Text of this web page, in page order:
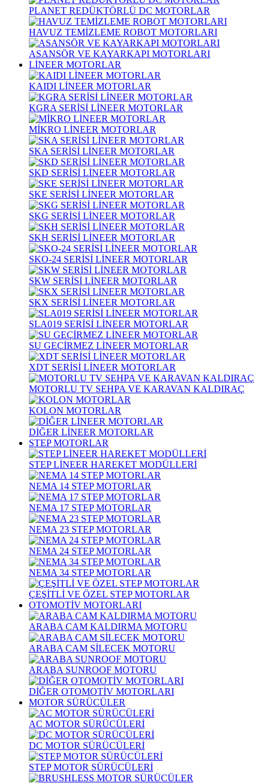
PLANET REDÜKTÖRLÜ DC MOTORLAR
HAVUZ TEMİZLEME ROBOT MOTORLARI
ASANSÖR VE KAYARKAPI MOTORLARI
LİNEER MOTORLAR
KAIDI LİNEER MOTORLAR
KGRA SERİSİ LİNEER MOTORLAR
MİKRO LİNEER MOTORLAR
SKA SERİSİ LİNEER MOTORLAR
SKD SERİSİ LİNEER MOTORLAR
SKE SERİSİ LİNEER MOTORLAR
SKG SERİSİ LİNEER MOTORLAR
SKH SERİSİ LİNEER MOTORLAR
SKO-24 SERİSİ LİNEER MOTORLAR
SKW SERİSİ LİNEER MOTORLAR
SKX SERİSİ LİNEER MOTORLAR
SLA019 SERİSİ LİNEER MOTORLAR
SU GEÇİRMEZ LİNEER MOTORLAR
XDT SERİSİ LİNEER MOTORLAR
MOTORLU TV SEHPA VE KARAVAN KALDIRAÇ
KOLON MOTORLAR
DİĞER LİNEER MOTORLAR
STEP MOTORLAR
STEP LİNEER HAREKET MODÜLLERİ
NEMA 14 STEP MOTORLAR
NEMA 17 STEP MOTORLAR
NEMA 23 STEP MOTORLAR
NEMA 24 STEP MOTORLAR
NEMA 34 STEP MOTORLAR
ÇEŞİTLİ VE ÖZEL STEP MOTORLAR
OTOMOTİV MOTORLARI
ARABA CAM KALDIRMA MOTORU
ARABA CAM SİLECEK MOTORU
ARABA SUNROOF MOTORU
DİĞER OTOMOTİV MOTORLARI
MOTOR SÜRÜCÜLER
AC MOTOR SÜRÜCÜLERİ
DC MOTOR SÜRÜCÜLERİ
STEP MOTOR SÜRÜCÜLERİ